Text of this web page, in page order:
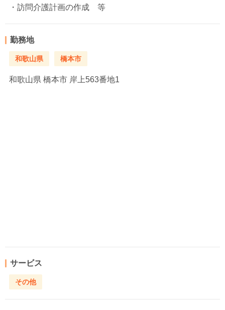
・訪問介護計画の作成 等
勤務地
和歌山県 橋本市
和歌山県 橋本市 岸上563番地1
サービス
その他